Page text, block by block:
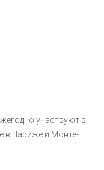
методы работы.
участвуют в
в Париже и Монте-
внешности и